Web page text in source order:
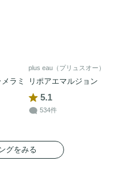
ラミ
plus eau（プリュスオー）
リポアエマルジョン
5.1
534件
グをみる